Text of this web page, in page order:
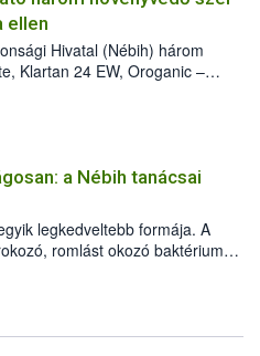
ellen
Hivatal (Nébih) három
Klartan 24 EW, Oroganic –
azok a szüretet követően,
91) stádiumáig
a károsító elleni további
kis kiszerelésben kiskerti
és ökológiai termesztésben is
a Nébih tanácsai
legkedveltebb formája. A
romlást okozó baktériumok
A szabadtéri sütögetés
technikáról szól: legalább
megfelelő hőkezelés, valamint a